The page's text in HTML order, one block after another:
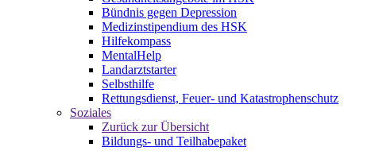
Bündnis gegen Depression
Medizinstipendium des HSK
Hilfekompass
MentalHelp
Landarztstarter
Selbsthilfe
Rettungsdienst, Feuer- und Katastrophenschutz
Soziales
Zurück zur Übersicht
Bildungs- und Teilhabepaket